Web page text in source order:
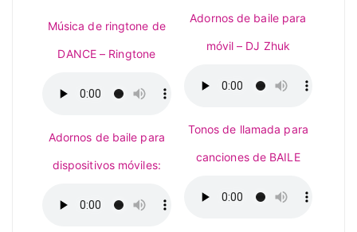
Música de ringtone de
DANCE – Ringtone
Adornos de baile para
dispositivos móviles:
Adornos de baile para
móvil – DJ Zhuk
Tonos de llamada para
canciones de BAILE